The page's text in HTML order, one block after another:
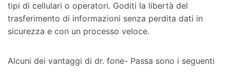
tipi di cellulari o operatori. Goditi la libertà del
trasferimento di informazioni senza perdita dati in
sicurezza e con un processo veloce.
Alcuni dei vantaggi di dr. fone- Passa sono i seguenti